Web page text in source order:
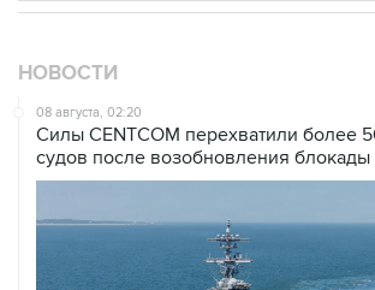
НОВОСТИ
08 августа, 02:20
Силы CENTCOM перехватили более
судов после возобновления